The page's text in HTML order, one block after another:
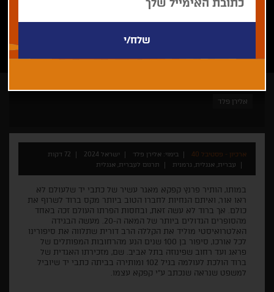
אלירן פלד
ארכיון - פסטיבל 40 בימוי: אלירן פלד ישראל 2024
72 דקות
עברית, אנגלית, גרמנית
תרגום לעברית, אנגלית
במותו, הותיר פרנץ קפקא מאגר עשיר של כתבי יד שלעולם לא
ראו אור, ואיתם הנחיות לחברו הטוב ביותר מקס ברוד לשרוף את
כולם. אך ברוד לא עשה זאת, ובחסות הפרתו העולם זכה באחד
מהסופרים הגדולים ביותר של המאה ה-20. מעשה הבגידה
האלטרואיסטי מוליד את הקללה הרב דורית שתלווה את סיפורינו
לכל אורכו, סיפור בן 100 שנים הנע מהרחובות המפותלים של
פראג ועד רחוב שפינוזה בתל אביב. שם, מזכירתו האגדית של
ברוד הולכת לעולמה בגיל 102 ומותירה בביתה כתבי יד שיוביל
למשפט שנראה שנכתב ע"י קפקא עצמו.